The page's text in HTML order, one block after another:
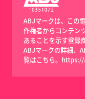
ABJマークは、この
作権者からコンテン
あることを示す登録
ABJマークの詳細、
覧はこちら。